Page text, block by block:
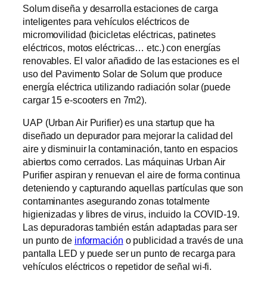
Solum diseña y desarrolla estaciones de carga
inteligentes para vehículos eléctricos de
micromovilidad (bicicletas eléctricas, patinetes
eléctricos, motos eléctricas… etc.) con energías
renovables. El valor añadido de las estaciones es el
uso del Pavimento Solar de Solum que produce
energía eléctrica utilizando radiación solar (puede
cargar 15 e-scooters en 7m2).
UAP (Urban Air Purifier) es una startup que ha
diseñado un depurador para mejorar la calidad del
aire y disminuir la contaminación, tanto en espacios
abiertos como cerrados. Las máquinas Urban Air
Purifier aspiran y renuevan el aire de forma continua
deteniendo y capturando aquellas partículas que son
contaminantes asegurando zonas totalmente
higienizadas y libres de virus, incluido la COVID-19.
Las depuradoras también están adaptadas para ser
un punto de información o publicidad a través de una
pantalla LED y puede ser un punto de recarga para
vehículos eléctricos o repetidor de señal wi-fi.